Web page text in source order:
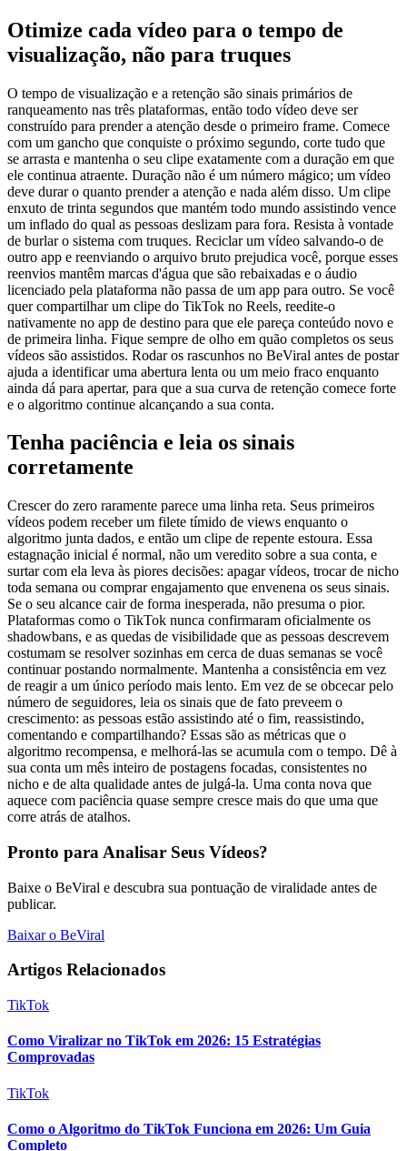
Otimize cada vídeo para o tempo de
visualização, não para truques
O tempo de visualização e a retenção são sinais primários de
ranqueamento nas três plataformas, então todo vídeo deve ser
construído para prender a atenção desde o primeiro frame. Comece
com um gancho que conquiste o próximo segundo, corte tudo que
se arrasta e mantenha o seu clipe exatamente com a duração em que
ele continua atraente. Duração não é um número mágico; um vídeo
deve durar o quanto prender a atenção e nada além disso. Um clipe
enxuto de trinta segundos que mantém todo mundo assistindo vence
um inflado do qual as pessoas deslizam para fora. Resista à vontade
de burlar o sistema com truques. Reciclar um vídeo salvando-o de
outro app e reenviando o arquivo bruto prejudica você, porque esses
reenvios mantêm marcas d'água que são rebaixadas e o áudio
licenciado pela plataforma não passa de um app para outro. Se você
quer compartilhar um clipe do TikTok no Reels, reedite-o
nativamente no app de destino para que ele pareça conteúdo novo e
de primeira linha. Fique sempre de olho em quão completos os seus
vídeos são assistidos. Rodar os rascunhos no BeViral antes de postar
ajuda a identificar uma abertura lenta ou um meio fraco enquanto
ainda dá para apertar, para que a sua curva de retenção comece forte
e o algoritmo continue alcançando a sua conta.
Tenha paciência e leia os sinais
corretamente
Crescer do zero raramente parece uma linha reta. Seus primeiros
vídeos podem receber um filete tímido de views enquanto o
algoritmo junta dados, e então um clipe de repente estoura. Essa
estagnação inicial é normal, não um veredito sobre a sua conta, e
surtar com ela leva às piores decisões: apagar vídeos, trocar de nicho
toda semana ou comprar engajamento que envenena os seus sinais.
Se o seu alcance cair de forma inesperada, não presuma o pior.
Plataformas como o TikTok nunca confirmaram oficialmente os
shadowbans, e as quedas de visibilidade que as pessoas descrevem
costumam se resolver sozinhas em cerca de duas semanas se você
continuar postando normalmente. Mantenha a consistência em vez
de reagir a um único período mais lento. Em vez de se obcecar pelo
número de seguidores, leia os sinais que de fato preveem o
crescimento: as pessoas estão assistindo até o fim, reassistindo,
comentando e compartilhando? Essas são as métricas que o
algoritmo recompensa, e melhorá-las se acumula com o tempo. Dê à
sua conta um mês inteiro de postagens focadas, consistentes no
nicho e de alta qualidade antes de julgá-la. Uma conta nova que
aquece com paciência quase sempre cresce mais do que uma que
corre atrás de atalhos.
Pronto para Analisar Seus Vídeos?
Baixe o BeViral e descubra sua pontuação de viralidade antes de
publicar.
Baixar o BeViral
Artigos Relacionados
TikTok
Como Viralizar no TikTok em 2026: 15 Estratégias
Comprovadas
TikTok
Como o Algoritmo do TikTok Funciona em 2026: Um Guia
Completo